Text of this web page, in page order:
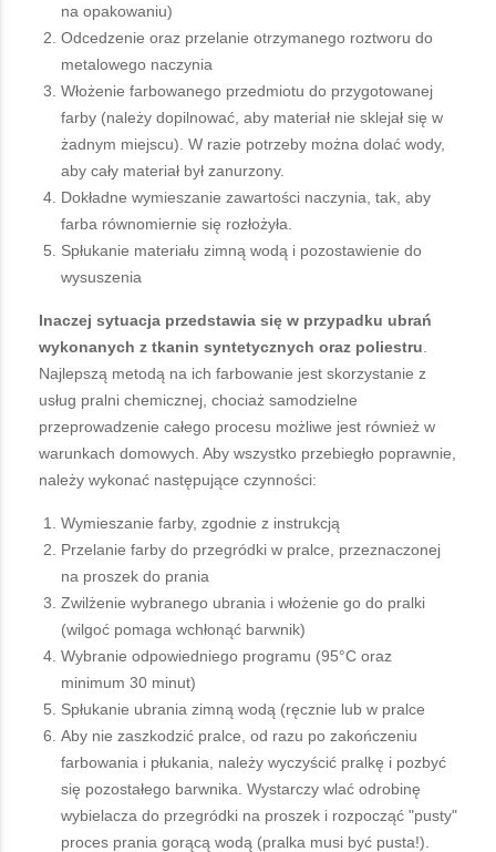
na opakowaniu)
Odcedzenie oraz przelanie otrzymanego roztworu do
metalowego naczynia
Włożenie farbowanego przedmiotu do przygotowanej
farby (należy dopilnować, aby materiał nie sklejał się w
żadnym miejscu). W razie potrzeby można dolać wody,
aby cały materiał był zanurzony.
Dokładne wymieszanie zawartości naczynia, tak, aby
farba równomiernie się rozłożyła.
Spłukanie materiału zimną wodą i pozostawienie do
wysuszenia
Inaczej sytuacja przedstawia się w przypadku ubrań
wykonanych z tkanin syntetycznych oraz poliestru
Najlepszą metodą na ich farbowanie jest skorzystanie z
usług pralni chemicznej, chociaż samodzielne
przeprowadzenie całego procesu możliwe jest również w
warunkach domowych. Aby wszystko przebiegło poprawnie,
należy wykonać następujące czynności:
Wymieszanie farby, zgodnie z instrukcją
Przelanie farby do przegródki w pralce, przeznaczonej
na proszek do prania
Zwilżenie wybranego ubrania i włożenie go do pralki
(wilgoć pomaga wchłonąć barwnik)
Wybranie odpowiedniego programu (95°C oraz
minimum 30 minut)
Spłukanie ubrania zimną wodą (ręcznie lub w pralce
Aby nie zaszkodzić pralce, od razu po zakończeniu
farbowania i płukania, należy wyczyścić pralkę i pozbyć
się pozostałego barwnika. Wystarczy wlać odrobinę
wybielacza do przegródki na proszek i rozpocząć "pusty"
proces prania gorącą wodą (pralka musi być pusta!).